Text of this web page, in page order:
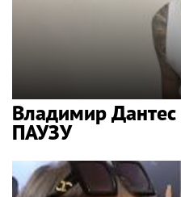
Владимир Дантес
ПАУЗУ